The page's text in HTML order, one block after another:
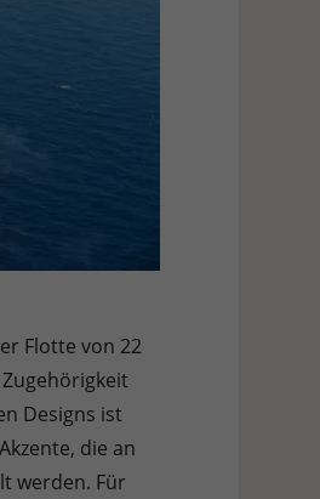
Flotte von 22
Designs ist
die an
werden. Für